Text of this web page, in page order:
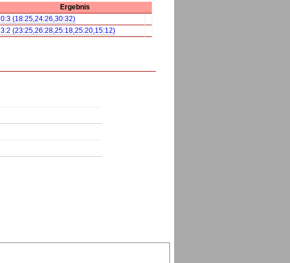
Ergebnis
0:3 (18:25,24:26,30:32)
3:2 (23:25,26:28,25:18,25:20,15:12)